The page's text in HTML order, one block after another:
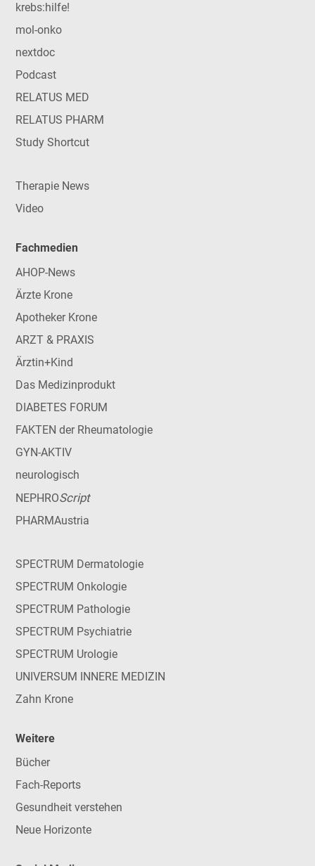
krebs:hilfe!
mol-onko
nextdoc
Podcast
RELATUS MED
RELATUS PHARM
Study Shortcut
Therapie News
Video
Fachmedien
AHOP-News
Ärzte Krone
Apotheker Krone
ARZT & PRAXIS
Ärztin+Kind
Das Medizinprodukt
DIABETES FORUM
FAKTEN der Rheumatologie
GYN-AKTIV
neurologisch
NEPHROScript
PHARMAustria
SPECTRUM Dermatologie
SPECTRUM Onkologie
SPECTRUM Pathologie
SPECTRUM Psychiatrie
SPECTRUM Urologie
UNIVERSUM INNERE MEDIZIN
Zahn Krone
Weitere
Bücher
Fach-Reports
Gesundheit verstehen
Neue Horizonte